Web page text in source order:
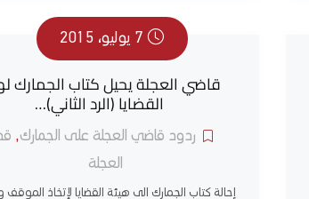
7 يوليو، 2015
قاضي العجلة يحيل كتاب الجمارك
القضايا (الرد الثاني)…
ردود قاضي العجلة على الجمارك,
العجلة
إحالة كتاب الجمارك الى هيئة القضايا لإتخاذ